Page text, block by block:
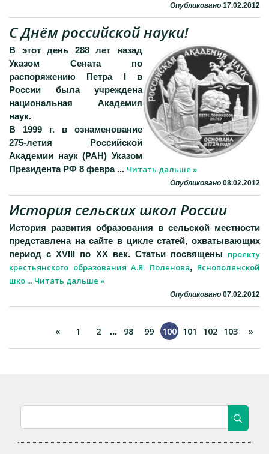
Опубликовано 17.02.2012
С Днём российской науки!
В этот день 288 лет назад
Указом Сената по
распоряжению Петра I в
России была учреждена
национальная Академия
наук.
В 1999 г. в ознаменование
275-летия Российской
Академии наук (РАН) Указом
Президента РФ 8 февра ... Читать дальше »
Опубликовано 08.02.2012
История сельских школ России
История развития образования в сельской местности
представлена на сайте в цикле статей, охватывающих
период с XVIII по XX век. Статьи посвящены проекту
крестьянского образования А.Я. Поленова, Яснополянской
шко ... Читать дальше »
Опубликовано 07.02.2012
« 1 2 ... 98 99 100 101 102 103 »